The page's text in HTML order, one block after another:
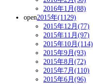
2016年1月(88)
open2015年(1129)
2015年12月(77)
2015年11月(97)
2015年10月(114)
2015年9月(93)
2015年8月(72)
2015年7月(110)
2015年6月(96)